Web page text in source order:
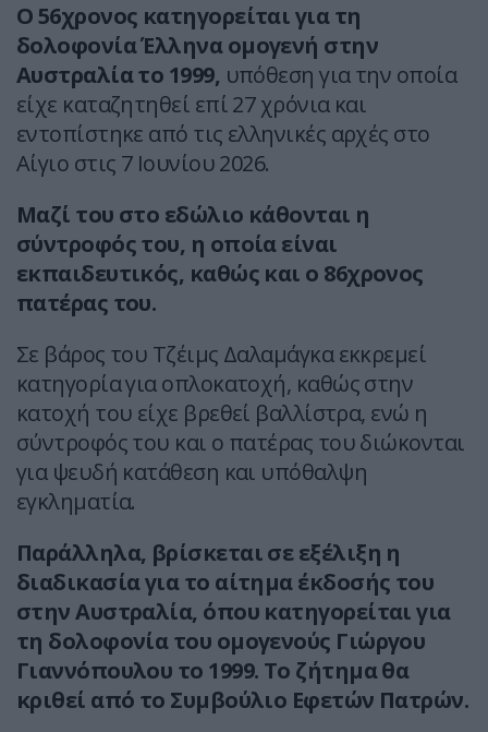
Ο 56χρονος κατηγορείται για τη
δολοφονία Έλληνα ομογενή στην
Αυστραλία το 1999, υπόθεση για την οποία
είχε καταζητηθεί επί 27 χρόνια και
εντοπίστηκε από τις ελληνικές αρχές στο
Αίγιο στις 7 Ιουνίου 2026.
Μαζί του στο εδώλιο κάθονται η
σύντροφός του, η οποία είναι
εκπαιδευτικός, καθώς και ο 86χρονος
πατέρας του.
Σε βάρος του Τζέιμς Δαλαμάγκα εκκρεμεί
κατηγορία για οπλοκατοχή, καθώς στην
κατοχή του είχε βρεθεί βαλλίστρα, ενώ η
σύντροφός του και ο πατέρας του διώκονται
για ψευδή κατάθεση και υπόθαλψη
εγκληματία.
Παράλληλα, βρίσκεται σε εξέλιξη η
διαδικασία για το αίτημα έκδοσής του
στην Αυστραλία, όπου κατηγορείται για
τη δολοφονία του ομογενούς Γιώργου
Γιαννόπουλου το 1999. Το ζήτημα θα
κριθεί από το Συμβούλιο Εφετών Πατρών.